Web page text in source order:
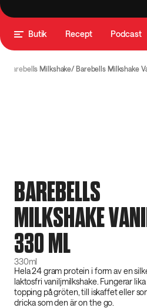
Butik Recept Podcast
Barebells Milkshake Barebells Milkshake
BAREBELLS
MILKSHAKE
330 ML
330ml
Hela 24 gram protein i form av en
laktosfri vaniljmilkshake. Fungerar
topping på gröten, till iskaffet eller
dricka som den är on the go.